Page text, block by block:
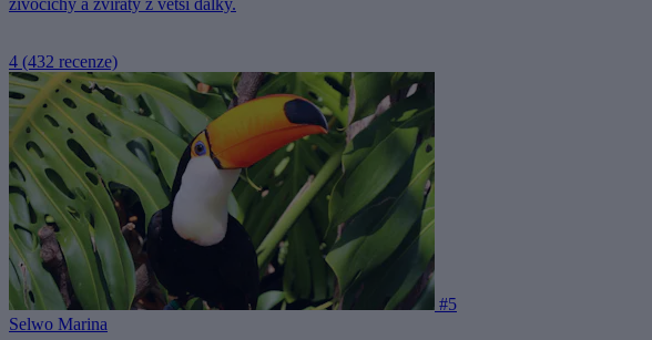
živočichy a zvířaty z větší dálky.
4 (432 recenze)
#5
Selwo Marina